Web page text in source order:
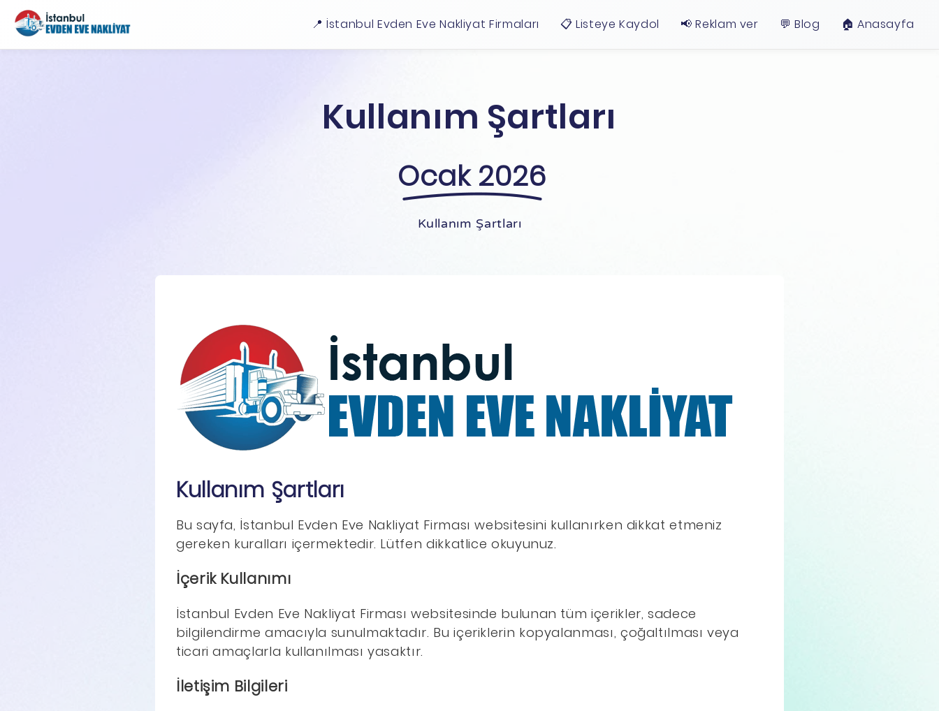
📍 İstanbul Evden Eve Nakliyat Firmaları 📋 Listeye Kaydol 📢 Reklam ver 💬 Blog 🏠︎ Anasayfa
Kullanım Şartları
Ocak 2026
Kullanım Şartları
Kullanım Şartları
Bu sayfa, İstanbul Evden Eve Nakliyat Firması websitesini kullanırken dikkat etmeniz
gereken kuralları içermektedir. Lütfen dikkatlice okuyunuz.
İçerik Kullanımı
İstanbul Evden Eve Nakliyat Firması websitesinde bulunan tüm içerikler, sadece
bilgilendirme amacıyla sunulmaktadır. Bu içeriklerin kopyalanması, çoğaltılması veya
ticari amaçlarla kullanılması yasaktır.
İletişim Bilgileri